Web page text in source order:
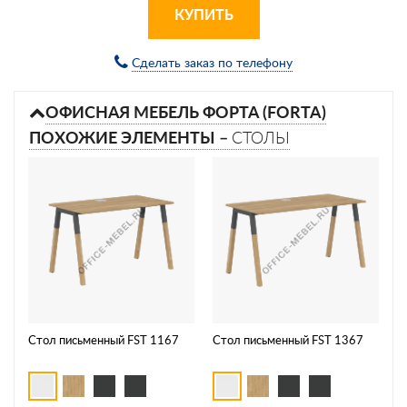
КУПИТЬ
Сделать заказ по телефону
ОФИСНАЯ МЕБЕЛЬ ФОРТА (FORTA)
ПОХОЖИЕ ЭЛЕМЕНТЫ – СТОЛЫ
Стол письменный FST 1167 Стол письменный FST 1367